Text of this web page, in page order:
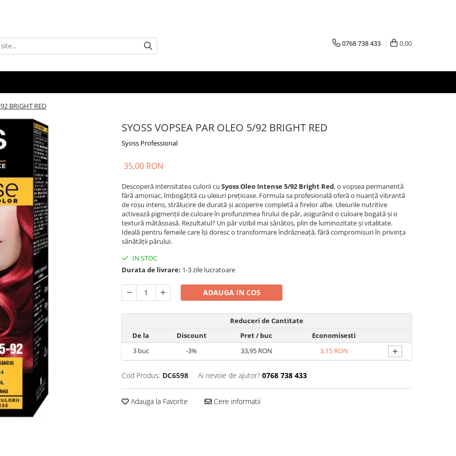
0768 738 433 0,00
BRIGHT RED
SYOSS VOPSEA PAR OLEO 5/92 BRIGHT RED
Syoss Professional
35,00 RON
Descoperă intensitatea culorii cu Syoss Oleo Intense 5/92 Bright Red, o vopsea permanentă
fără amoniac, îmbogățită cu uleiuri prețioase. Formula sa profesională oferă o nuanță vibrantă
de roșu intens, strălucire de durată și acoperire completă a firelor albe. Uleiurile nutritive
activează pigmenții de culoare în profunzimea firului de păr, asigurând o culoare bogată și o
textură mătăsoasă. Rezultatul? Un păr vizibil mai sănătos, plin de luminozitate și vitalitate.
Ideală pentru femeile care își doresc o transformare îndrăzneață, fără compromisuri în privința
sănătății părului.
IN STOC
Durata de livrare: 1-3 zile lucratoare
ADAUGA IN COS
Reduceri de Cantitate
De la
Discount Pret/ buc
Economisesti
3buc -3% 33,95 RON 3,15 RON +
Cod Produs: DC6598 Ai nevoie de ajutor? 0768 738 433
Adauga la Favorite Cere informatii